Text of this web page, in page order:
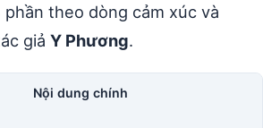
theo dòng cảm xúc và
giả Y Phương.
Nội dung chính